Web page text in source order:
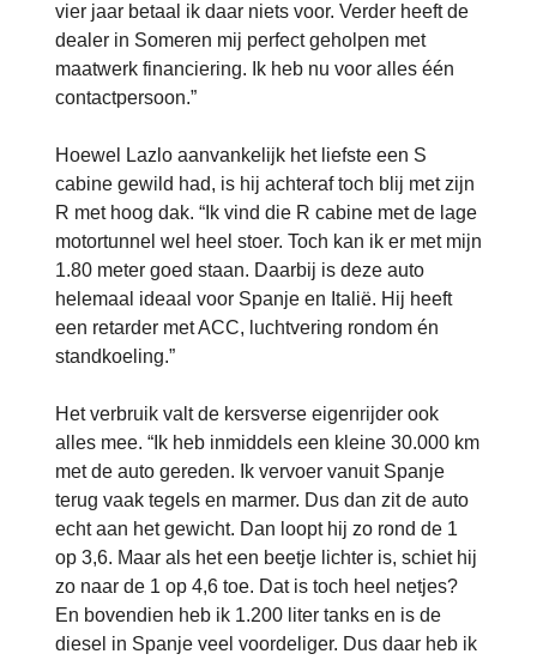
vier jaar betaal ik daar niets voor. Verder heeft de
dealer in Someren mij perfect geholpen met
maatwerk financiering. Ik heb nu voor alles één
contactpersoon.”
Hoewel Lazlo aanvankelijk het liefste een S
cabine gewild had, is hij achteraf toch blij met zijn
R met hoog dak. “Ik vind die R cabine met de lage
motortunnel wel heel stoer. Toch kan ik er met mijn
1.80 meter goed staan. Daarbij is deze auto
helemaal ideaal voor Spanje en Italië. Hij heeft
een retarder met ACC, luchtvering rondom én
standkoeling.”
Het verbruik valt de kersverse eigenrijder ook
alles mee. “Ik heb inmiddels een kleine 30.000 km
met de auto gereden. Ik vervoer vanuit Spanje
terug vaak tegels en marmer. Dus dan zit de auto
echt aan het gewicht. Dan loopt hij zo rond de 1
op 3,6. Maar als het een beetje lichter is, schiet hij
zo naar de 1 op 4,6 toe. Dat is toch heel netjes?
En bovendien heb ik 1.200 liter tanks en is de
diesel in Spanje veel voordeliger. Dus daar heb ik